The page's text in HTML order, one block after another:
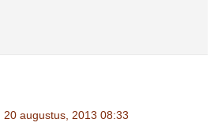
20 augustus, 2013 08:33